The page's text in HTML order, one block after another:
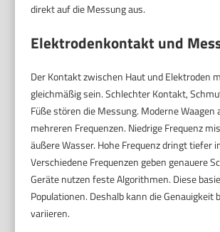
direkt auf die Messung aus.
Elektrodenkontakt und
Der Kontakt zwischen Haut und Elektroden
gleichmäßig sein. Schlechter Kontakt,
Füße stören die Messung. Moderne
mehreren Frequenzen. Niedrige Frequenz
äußere Wasser. Hohe Frequenz dringt tiefer
Verschiedene Frequenzen geben genauere
Geräte nutzen feste Algorithmen. Diese
Populationen. Deshalb kann die Genauigkeit
variieren.